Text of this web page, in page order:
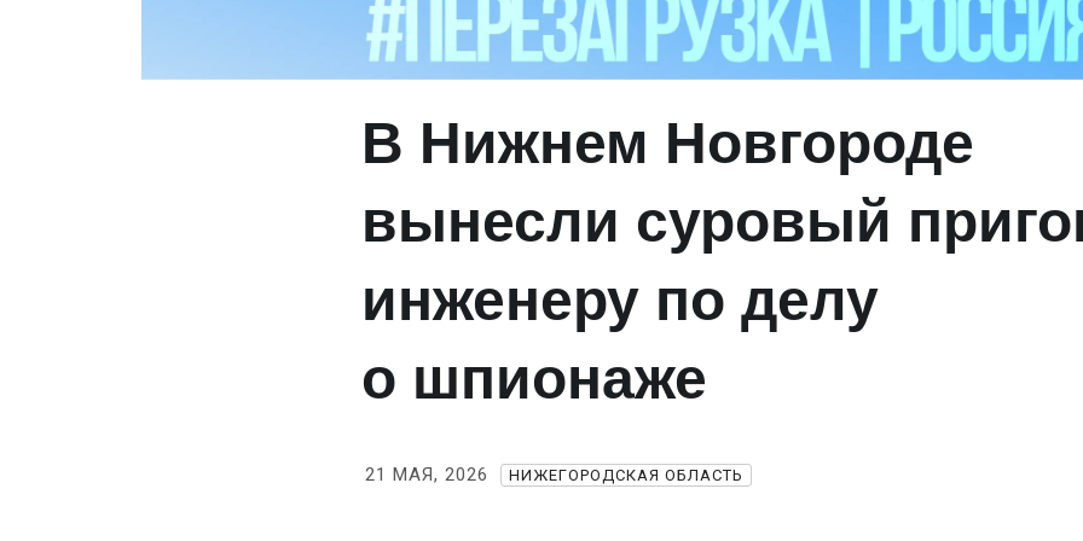
В Нижнем Новгороде
вынесли суровый
инженеру по делу
о шпионаже
21 МАЯ, 2026 НИЖЕГОРОДСКАЯ ОБЛАСТЬ